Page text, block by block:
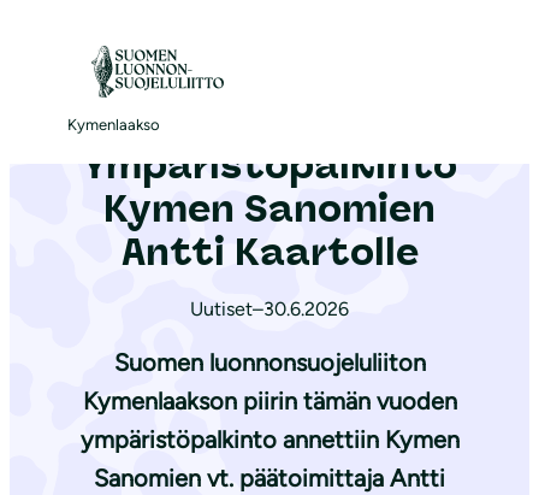
Kymenlaakso
Etusivu|Ajankohtaista
Ympäristöpalkinto
Kymen Sanomien
Antti Kaartolle
Uutiset–30.6.2026
Suomen luonnonsuojeluliiton
Kymenlaakson piirin tämän vuoden
ympäristöpalkinto annettiin Kymen
Sanomien vt. päätoimittaja Antti